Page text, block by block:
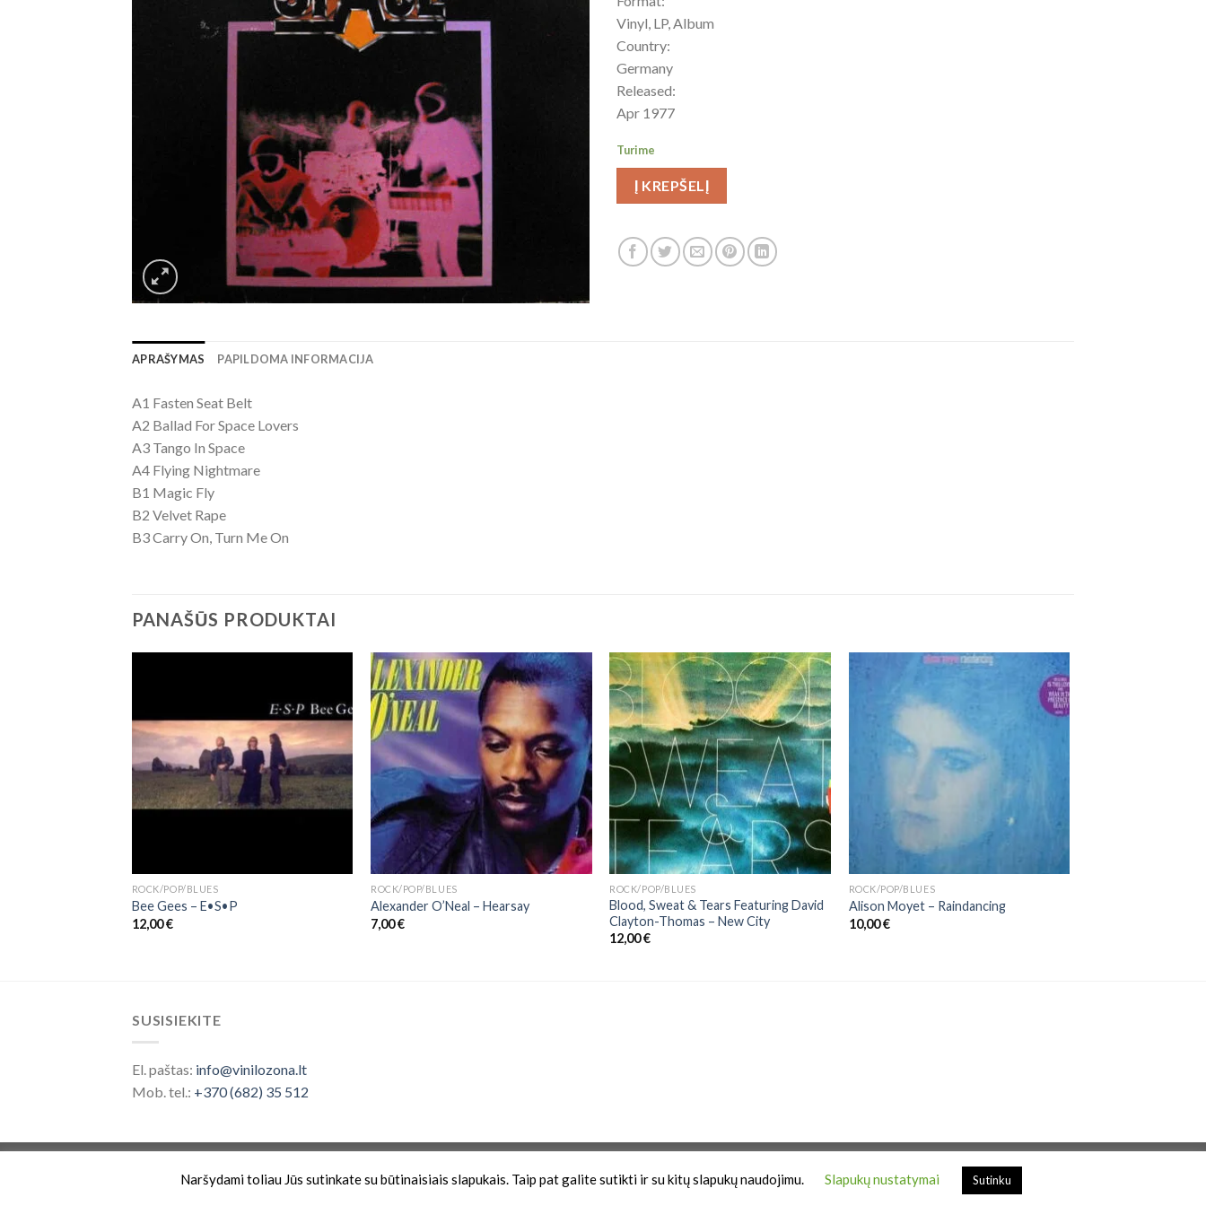
Vinyl, LP, Album
Country:
Germany
Released:
Apr 1977
Turime
Į KREPŠELĮ
APRAŠYMAS PAPILDOMA INFORMACIJA
A1 Fasten Seat Belt
A2 Ballad For Space Lovers
A3 Tango In Space
A4 Flying Nightmare
B1 Magic Fly
B2 Velvet Rape
B3 Carry On, Turn Me On
PANAŠŪS PRODUKTAI
ROCK/POP/BLUES
Bee Gees ‎– E•S•P
12,00€
ROCK/POP/BLUES
Alexander O’Neal – Hearsay
7,00€
ROCK/POP/BLUES
Blood, Sweat & Tears Featuring David
Clayton-Thomas ‎– New City
12,00€
ROCK/POP/BLUES
Alison Moyet ‎– Raindancing
10,00€
SUSISIEKITE
El. paštas: info@vinilozona.lt
Mob. tel.: +370 (682) 35 512
Naršydami toliau Jūs sutinkate su būtinaisiais slapukais. Taip pat galite sutikti ir su kitų slapukų naudojimu. Slapukų nustatymai Sutinku